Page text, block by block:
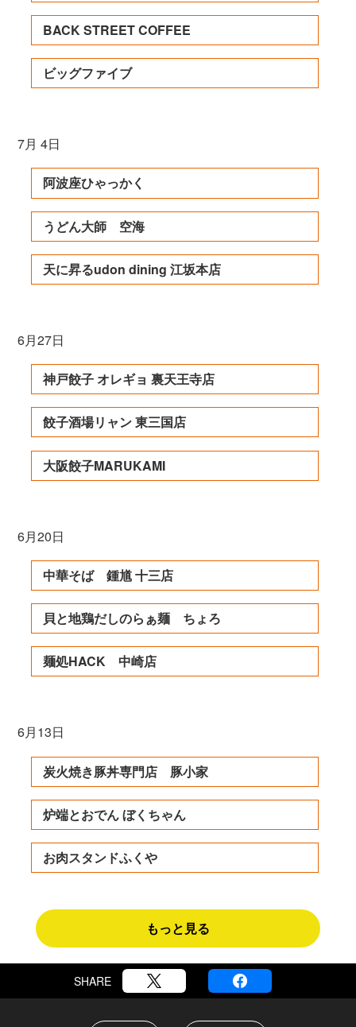
BACK STREET COFFEE
ビッグファイブ
7月 4日
阿波座ひゃっかく
うどん大師 空海
天に昇るudon dining 江坂本店
6月27日
神戸餃子 オレギョ 裏天王寺店
餃子酒場リャン 東三国店
大阪餃子MARUKAMI
6月20日
中華そば 鍾馗 十三店
貝と地鶏だしのらぁ麺 ちょろ
麺処HACK 中崎店
6月13日
炭火焼き豚丼専門店 豚小家
炉端とおでん ぼくちゃん
お肉スタンドふくや
もっと見る
SHARE